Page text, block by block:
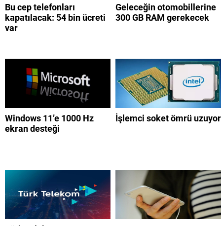
Bu cep telefonları
kapatılacak: 54 bin ücreti
var
Geleceğin otomobillerine
300 GB RAM gerekecek
Windows 11’e 1000 Hz
ekran desteği
İşlemci soket ömrü uzuyor